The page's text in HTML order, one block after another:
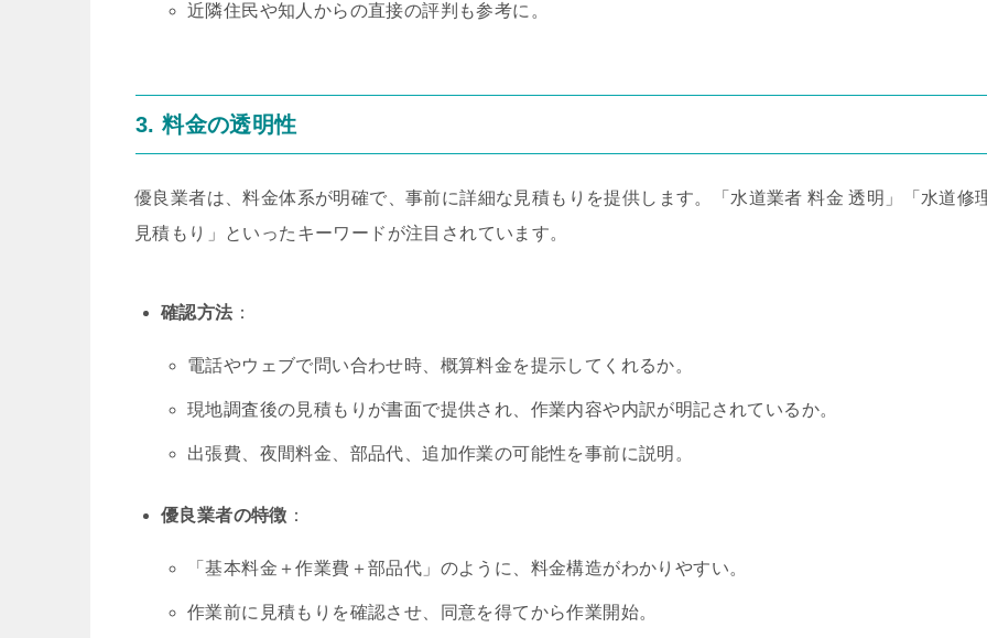
近隣住民や知人からの直接の評判も参考に。
3. 料金の透明性
優良業者は、料金体系が明確で、事前に詳細な見積もりを提供します。「水道業者 料金 透明」「水道修
見積もり」といったキーワードが注目されています。
確認方法 ：
電話やウェブで問い合わせ時、概算料金を提示してくれるか。
現地調査後の見積もりが書面で提供され、作業内容や内訳が明記されているか。
出張費、夜間料金、部品代、追加作業の可能性を事前に説明。
優良業者の特徴 ：
「基本料金＋作業費＋部品代」のように、料金構造がわかりやすい。
作業前に見積もりを確認させ、同意を得てから作業開始。